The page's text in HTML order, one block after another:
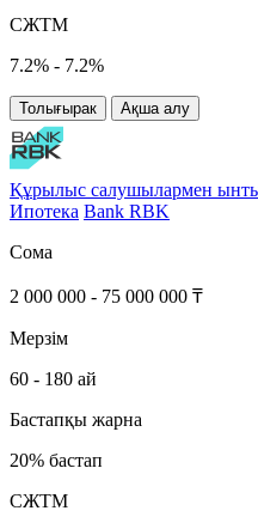
СЖТМ
7.2% - 7.2%
Толығырак Ақша алу
Құрылыс салушылармен
Ипотека Bank RBK
Сома
2 000 000 - 75 000 000 ₸
Мерзім
60 - 180 ай
Бастапқы жарна
20% бастап
СЖТМ